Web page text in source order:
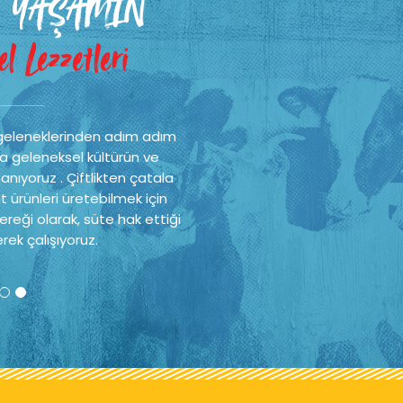
Lezzetleri
adım adım
geleneksel kültürün ve
. Çiftlikten çatala
ürünleri üretebilmek için
olarak, süte hak ettiği
çalışıyoruz.